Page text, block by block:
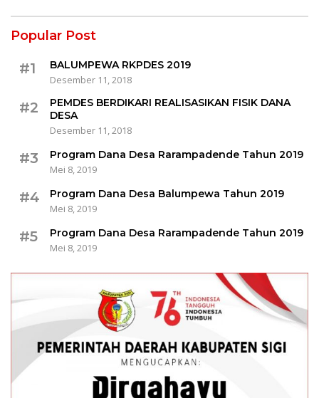
Popular Post
#1
BALUMPEWA RKPDES 2019
Desember 11, 2018
#2
PEMDES BERDIKARI REALISASIKAN FISIK DANA
DESA
Desember 11, 2018
#3
Program Dana Desa Rarampadende Tahun 2019
Mei 8, 2019
#4
Program Dana Desa Balumpewa Tahun 2019
Mei 8, 2019
#5
Program Dana Desa Rarampadende Tahun 2019
Mei 8, 2019